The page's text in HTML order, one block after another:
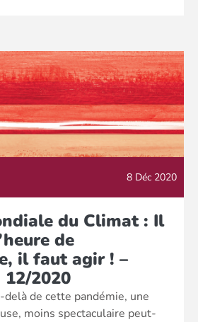
8 Déc 2020
du Climat : Il
de
il faut agir ! –
12/2020
delà de cette pandémie, une
moins spectaculaire peut-